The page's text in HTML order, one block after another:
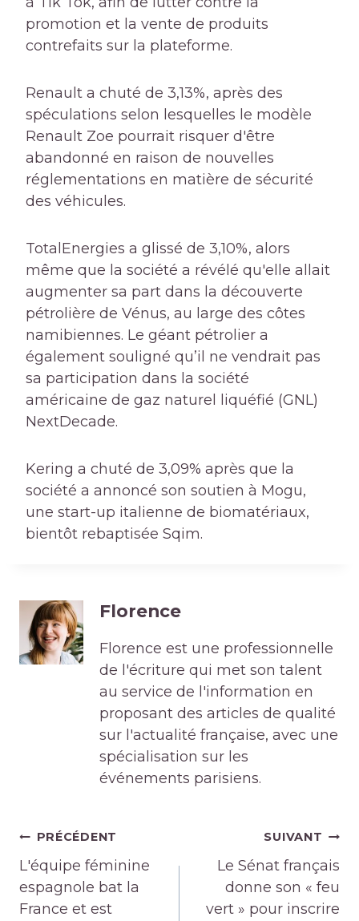
promotion et la vente de produits
contrefaits sur la plateforme.
Renault a chuté de 3,13%, après des
spéculations selon lesquelles le modèle
Renault Zoe pourrait risquer d'être
abandonné en raison de nouvelles
réglementations en matière de sécurité
des véhicules.
TotalEnergies a glissé de 3,10%, alors
même que la société a révélé qu'elle allait
augmenter sa part dans la découverte
pétrolière de Vénus, au large des côtes
namibiennes. Le géant pétrolier a
également souligné qu’il ne vendrait pas
sa participation dans la société
américaine de gaz naturel liquéfié (GNL)
NextDecade.
Kering a chuté de 3,09% après que la
société a annoncé son soutien à Mogu,
une start-up italienne de biomatériaux,
bientôt rebaptisée Sqim.
Florence
Florence est une professionnelle
de l'écriture qui met son talent
au service de l'information en
proposant des articles de qualité
sur l'actualité française, avec une
spécialisation sur les
événements parisiens.
Navigation
de
l’article
PRÉCÉDENT
L'équipe féminine
espagnole bat la
France et est
SUIVANT
Le Sénat français
donne son « feu
vert » pour inscrire